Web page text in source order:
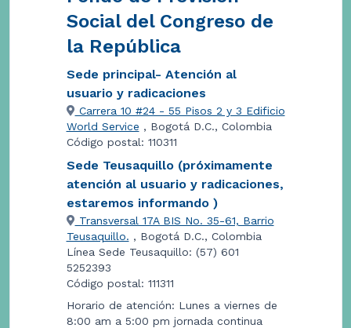
Social del Congreso de
la República
Sede principal- Atención al
usuario y radicaciones
Carrera 10 #24 - 55 Pisos 2 y 3 Edificio
World Service , Bogotá D.C., Colombia
Código postal: 110311
Sede Teusaquillo (próximamente
atención al usuario y radicaciones,
estaremos informando )
Transversal 17A BIS No. 35-61, Barrio
Teusaquillo. , Bogotá D.C., Colombia
Línea Sede Teusaquillo: (57) 601
5252393
Código postal: 111311
Horario de atención: Lunes a viernes de
8:00 am a 5:00 pm jornada continua